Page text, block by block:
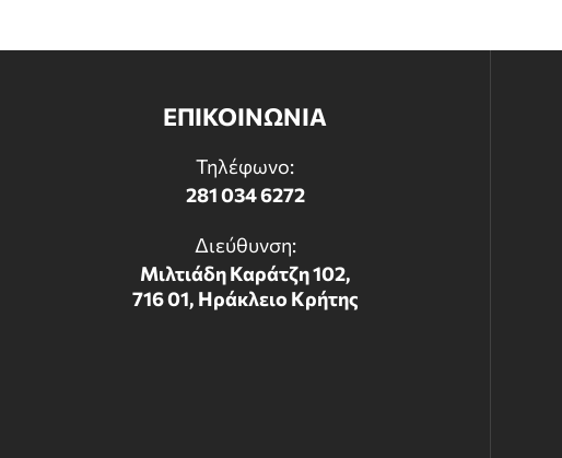
ΕΠΙΚΟΙΝΩΝΙΑ
Τηλέφωνο:
281 034 6272
Διεύθυνση:
Μιλτιάδη Καράτζη 102,
716 01, Ηράκλειο Κρήτης